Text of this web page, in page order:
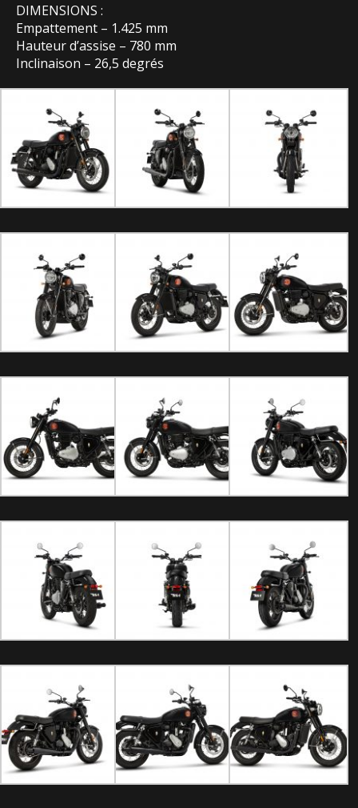
DIMENSIONS :
Empattement – 1.425 mm
Hauteur d’assise – 780 mm
Inclinaison – 26,5 degrés